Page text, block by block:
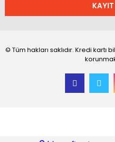
© Tüm hakları saklıdır. Kredi kartı